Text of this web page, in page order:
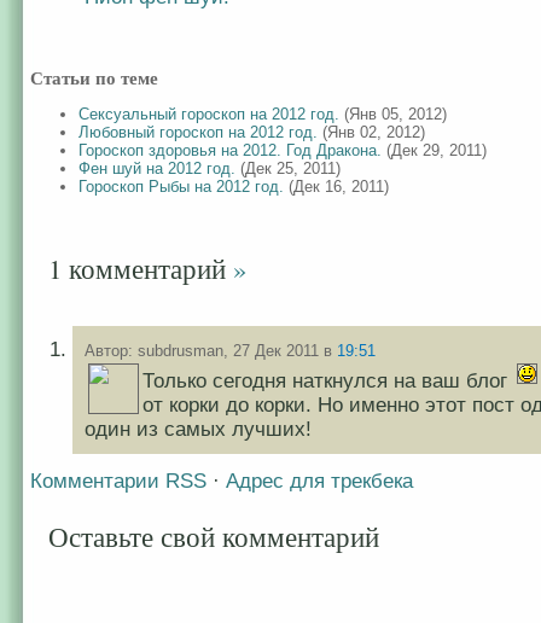
Статьи по теме
Сексуальный гороскоп на 2012 год. (Янв 05, 2012)
Любовный гороскоп на 2012 год. (Янв 02, 2012)
Гороскоп здоровья на 2012. Год Дракона. (Дек 29, 2011)
Фен шуй на 2012 год. (Дек 25, 2011)
Гороскоп Рыбы на 2012 год. (Дек 16, 2011)
1 комментарий »
Автор: subdrusman, 27 Дек 2011 в 19:51
Только сегодня наткнулся на ваш блог
от корки до корки. Но именно этот пост
один из самых лучших!
Комментарии RSS · Адрес для трекбека
Оставьте свой комментарий